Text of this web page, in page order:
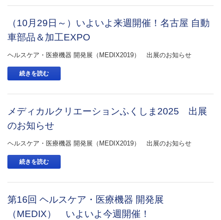
（10月29日～）いよいよ来週開催！名古屋 自動
車部品＆加工EXPO
ヘルスケア・医療機器 開発展（MEDIX2019） 出展のお知らせ
続きを読む
メディカルクリエーションふくしま2025 出展
のお知らせ
ヘルスケア・医療機器 開発展（MEDIX2019） 出展のお知らせ
続きを読む
第16回 ヘルスケア・医療機器 開発展
（MEDIX） いよいよ今週開催！